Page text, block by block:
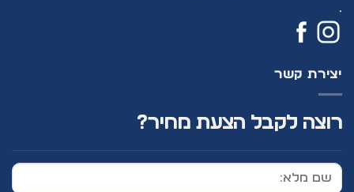
.
יצירת קשר
רוצה לקבל הצעת מחיר?